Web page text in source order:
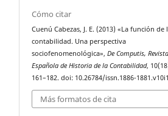
Cómo citar
Cuenú Cabezas, J. E. (2013) «La función de
contabilidad. Una perspectiva
sociofenomenológica»,De Computis,
Española de Historia de la Contabilidad,
161–182. doi: 10.26784/issn.1886-
Más formatos de cita